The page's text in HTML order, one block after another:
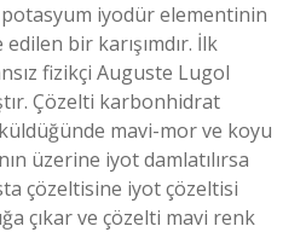
iyodür elementinin
bir karışımdır. İlk
fizikçi Auguste Lugol
Çözelti karbonhidrat
mavi-mor ve koyu
üzerine iyot damlatılırsa
çözeltisine iyot çözeltisi
çıkar ve çözelti mavi renk